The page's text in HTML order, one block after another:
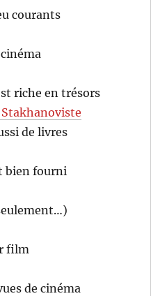
courants
riche en trésors
de livres
bien fourni
film
de cinéma